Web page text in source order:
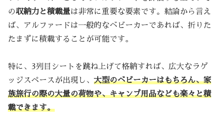
の収納力と積載量は非常に重要な要素です。結論から言え
ば、アルファードは一般的なベビーカーであれば、折りた
たまずに積載することが可能です。
特に、3列目シートを跳ね上げて格納すれば、広大なラゲ
ッジスペースが出現し、 大型のベビーカーはもちろん、家
族旅行の際の大量の荷物や、キャンプ用品なども楽々と積
載できます。